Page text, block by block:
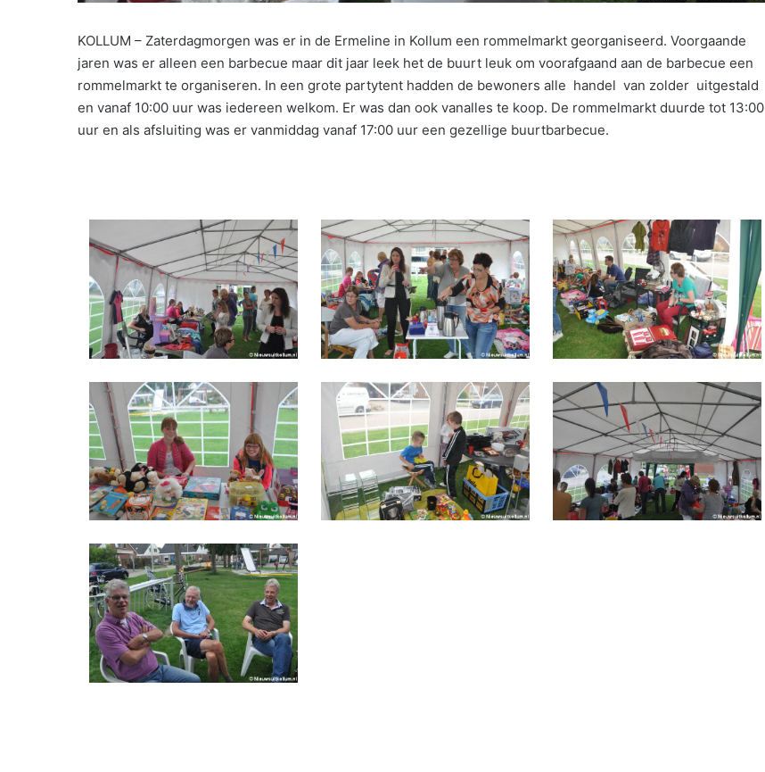
KOLLUM – Zaterdagmorgen was er in de Ermeline in Kollum een rommelmarkt georganiseerd. Voorgaande
jaren was er alleen een barbecue maar dit jaar leek het de buurt leuk om voorafgaand aan de barbecue een
rommelmarkt te organiseren. In een grote partytent hadden de bewoners alle handel van zolder uitgestald
en vanaf 10:00 uur was iedereen welkom. Er was dan ook vanalles te koop. De rommelmarkt duurde tot 13:00
uur en als afsluiting was er vanmiddag vanaf 17:00 uur een gezellige buurtbarbecue.